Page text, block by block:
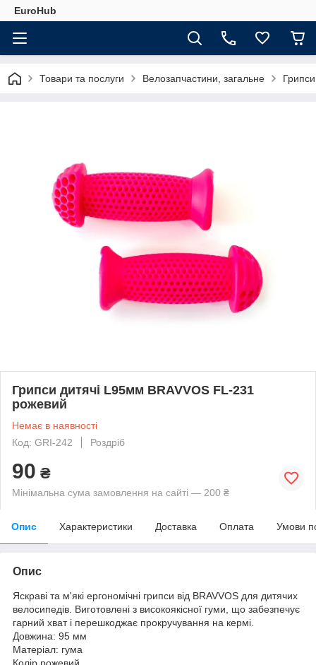
EuroHub
Товари та послуги Велозапчастини, загальне
Грипси дитячі L95мм BRAVVOS FL-231
рожевий
Немає в наявності
Код: GRI-242
Роздріб
90 ₴
Мінімальна сума замовлення на сайті — 200 ₴
Опис Характеристики Доставка Оплата Умови
Опис
Яскраві та м'які ергономічні грипси від BRAVVOS для дитячих
велосипедів. Виготовлені з високоякісної гуми, що забезпечує
гарний хват і перешкоджає прокручування на кермі.
Довжина: 95 мм
Матеріал: гума
Колір рожевий